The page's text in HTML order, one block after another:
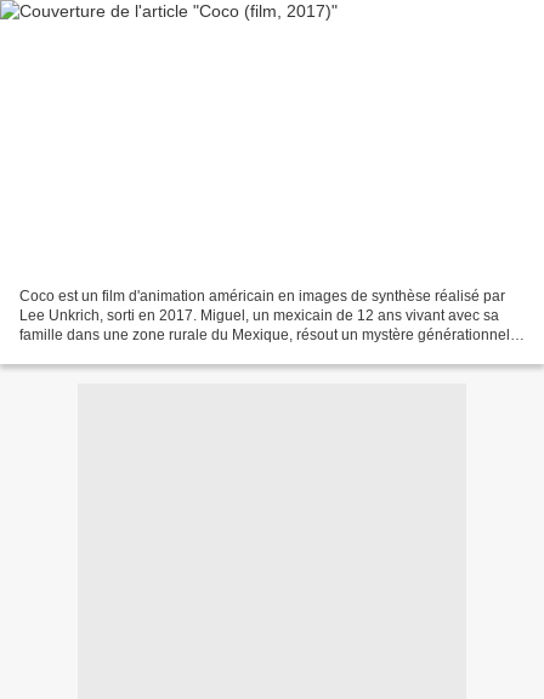
Coco est un film d'animation américain en images de synthèse réalisé par
Lee Unkrich, sorti en 2017. Miguel, un mexicain de 12 ans vivant avec sa
famille dans une zone rurale du Mexique, résout un mystère générationnel